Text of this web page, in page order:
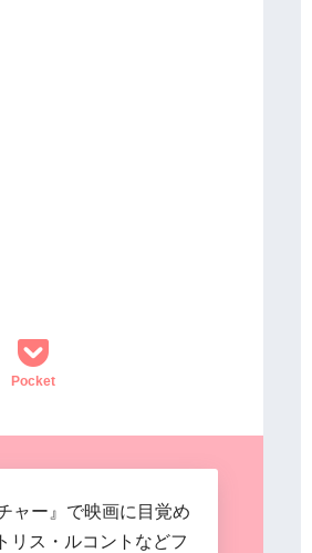
Pocket
ャー』で映画に目覚め
リス・ルコントなどフ